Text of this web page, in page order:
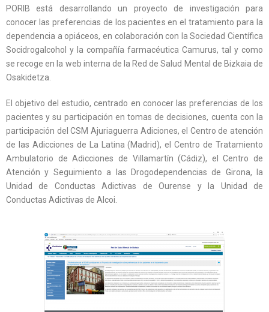
PORIB está desarrollando un proyecto de investigación para
conocer las preferencias de los pacientes en el tratamiento para la
dependencia a opiáceos, en colaboración con la Sociedad Científica
Socidrogalcohol y la compañía farmacéutica Camurus, tal y como
se recoge en la web interna de la Red de Salud Mental de Bizkaia de
Osakidetza.
El objetivo del estudio, centrado en conocer las preferencias de los
pacientes y su participación en tomas de decisiones, cuenta con la
participación del CSM Ajuriaguerra Adiciones, el Centro de atención
de las Adicciones de La Latina (Madrid), el Centro de Tratamiento
Ambulatorio de Adicciones de Villamartín (Cádiz), el Centro de
Atención y Seguimiento a las Drogodependencias de Girona, la
Unidad de Conductas Adictivas de Ourense y la Unidad de
Conductas Adictivas de Alcoi.